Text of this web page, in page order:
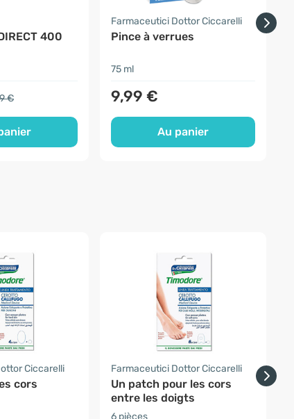
400
€
Farmaceutici Dottor Ciccarelli
Pince à verrues
75 ml
9,99 €
Au panier
Ciccarelli
cors
Farmaceutici Dottor Ciccarelli
Un patch pour les cors
entre les doigts
6 pièces